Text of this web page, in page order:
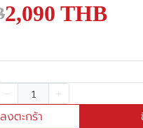
2,090 THB
งตะกร้า